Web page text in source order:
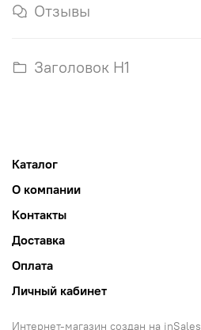
Отзывы
Заголовок H1
Каталог
О компании
Контакты
Доставка
Оплата
Личный кабинет
Интернет-магазин создан на inSales